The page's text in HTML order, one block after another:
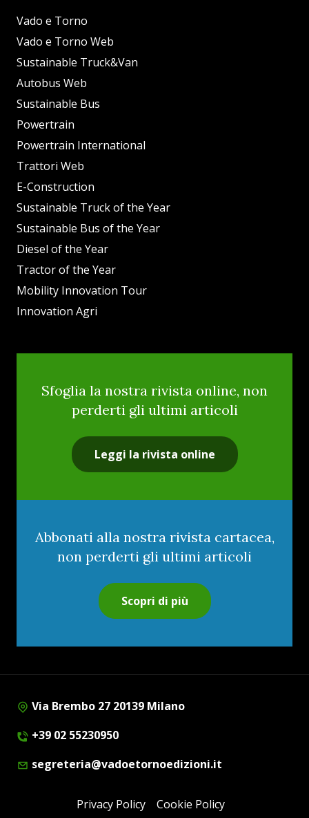
Vado e Torno
Vado e Torno Web
Sustainable Truck&Van
Autobus Web
Sustainable Bus
Powertrain
Powertrain International
Trattori Web
E-Construction
Sustainable Truck of the Year
Sustainable Bus of the Year
Diesel of the Year
Tractor of the Year
Mobility Innovation Tour
Innovation Agri
Sfoglia la nostra rivista online, non
perderti gli ultimi articoli
Leggi la rivista online
Abbonati alla nostra rivista cartacea,
non perderti gli ultimi articoli
Scopri di più
Via Brembo 27 20139 Milano
+39 02 55230950
segreteria@vadoetornoedizioni.it
Privacy Policy
Cookie Policy